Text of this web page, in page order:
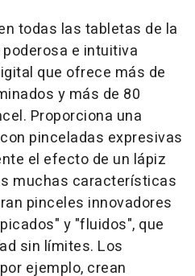
todas las tabletas de la
e intuitiva
que ofrece más de
y más de 80
Proporciona una
pinceladas expresivas
el efecto de un lápiz
muchas características
pinceles innovadores
y "fluidos", que
sin límites. Los
ejemplo, crean